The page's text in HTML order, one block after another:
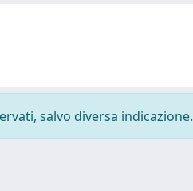
salvo diversa indicazione.